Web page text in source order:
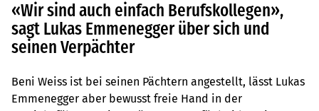
«Wir sind auch einfach Berufskollegen»,
sagt Lukas Emmenegger über sich und
seinen Verpächter
Beni Weiss ist bei seinen Pächtern angestellt, lässt Lukas
Emmenegger aber bewusst freie Hand in der